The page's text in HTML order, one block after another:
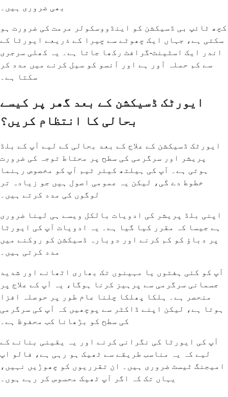
بھی ضروری ہیں۔
کچھ ٹائپ بی ڈسیکشن کو اینڈووسکولر مرمت کی ضرورت ہو
سکتی ہے، جہاں ایک چھوٹے سے چیرا کے ذریعے ایورٹا کے
اندر ایک اسٹینٹ-گرافٹ رکھا جاتا ہے۔ یہ کھلی سرجری
سے کم حملہ آور ہے اور آنسو کو سیل کرنے میں مدد کر
سکتا ہے۔
ایورٹک ڈسیکشن کے بعد گھر پر کیسے
بحالی کا انتظام کریں؟
ایورٹک ڈسیکشن کے علاج کے بعد بحالی کے لیے آپ کے بلڈ
پریشر اور سرگرمی کی سطح پر محتاط توجہ کی ضرورت
ہوتی ہے۔ آپ کی ہیلتھ کیئر ٹیم آپ کو مخصوص رہنما
خطوط دے گی، لیکن یہ عمومی اصول ہیں جو زیادہ تر
لوگوں کی مدد کرتے ہیں۔
اپنی بلڈ پریشر کی ادویات بالکل ویسے ہی لینا ضروری
ہے جیسا کہ مقرر کیا گیا ہے۔ یہ ادویات آپ کی ایورٹا
پر دباؤ کو کم کرنے اور دوبارہ ڈسیکشن کو روکنے میں
مدد کرتی ہیں۔
آپ کو کئی ہفتوں یا مہینوں تک بھاری اٹھانے اور شدید
جسمانی سرگرمی سے پرہیز کرنا ہوگا، یہ آپ کے علاج پر
منحصر ہے۔ ہلکا پھلکا چلنا عام طور پر حوصلہ افزا
ہوتا ہے، لیکن اپنے ڈاکٹر سے پوچھیں کہ آپ کی سرگرمی
کی سطح کو بڑھانا کب محفوظ ہے۔
آپ کی ایورٹا کی نگرانی کرنے اور یہ یقینی بنانے کے
لیے کہ یہ مناسب طریقے سے ٹھیک ہو رہی ہے، فالو اپ
امیجنگ ٹیسٹ ضروری ہیں۔ ان تقرریوں کو چھوڑیں نہیں،
یہاں تک کہ اگر آپ ٹھیک محسوس کر رہے ہوں۔